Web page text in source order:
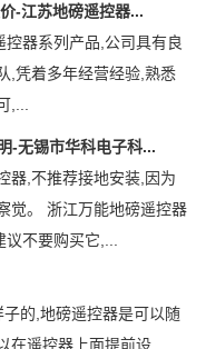
-江苏地磅遥控器...
器系列产品,公司具有良
,凭着多年经营经验,熟悉
,...
-无锡市华科电子科...
器,不推荐接地安装,因为
觉。 浙江万能地磅遥控器
不要购买它,...
的,地磅遥控器是可以随
在遥控器上面提前设